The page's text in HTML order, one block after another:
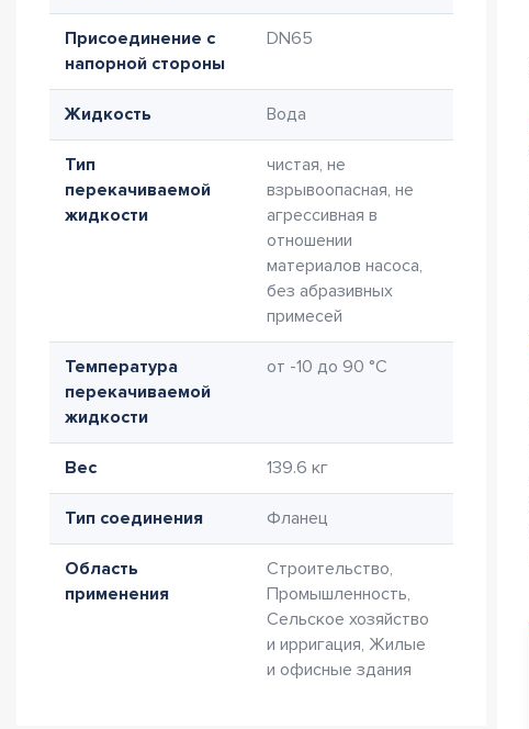
Присоединение с
напорной стороны
DN65
Жидкость Вода
Тип
перекачиваемой
жидкости
чистая, не
взрывоопасная, не
агрессивная в
отношении
материалов насоса,
без абразивных
примесей
Температура
перекачиваемой
жидкости
от -10 до 90 °C
Вес 139.6 кг
Тип соединения Фланец
Область
применения
Строительство,
Промышленность,
Сельское хозяйство
и ирригация, Жилые
и офисные здания